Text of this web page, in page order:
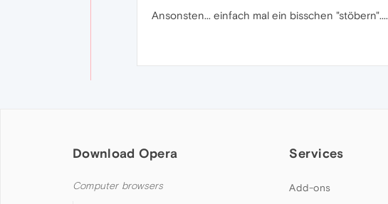
Ansonsten... einfach mal ein bisschen "stöbern"....
Download Opera
Computer browsers
Services
Add-ons